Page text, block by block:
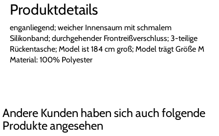
Produktdetails
enganliegend; weicher Innensaum mit schmalem
Silikonband; durchgehender Frontreißverschluss; 3-teilige
Rückentasche; Model ist 184 cm groß; Model trägt Größe M
Material: 100% Polyester
Andere Kunden haben sich auch folgende
Produkte angesehen